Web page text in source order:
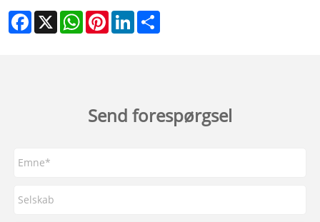
Facebook
X WhatsAppPinterestLinkedIn
Send forespørgsel